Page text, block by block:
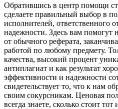
Обратившись в центр помощи
сделаете правильный выбор в
исполнителей, ответственного
надежности. Здесь вам помогут
от обычного реферата,
работой по любому предмету.
качества, высокий процент
антиплагиат и как результат
эффективности и надежности
свидетельствует то, что к нам
своим сокурсникам. Ценовая
всегда знаете, сколько стоит